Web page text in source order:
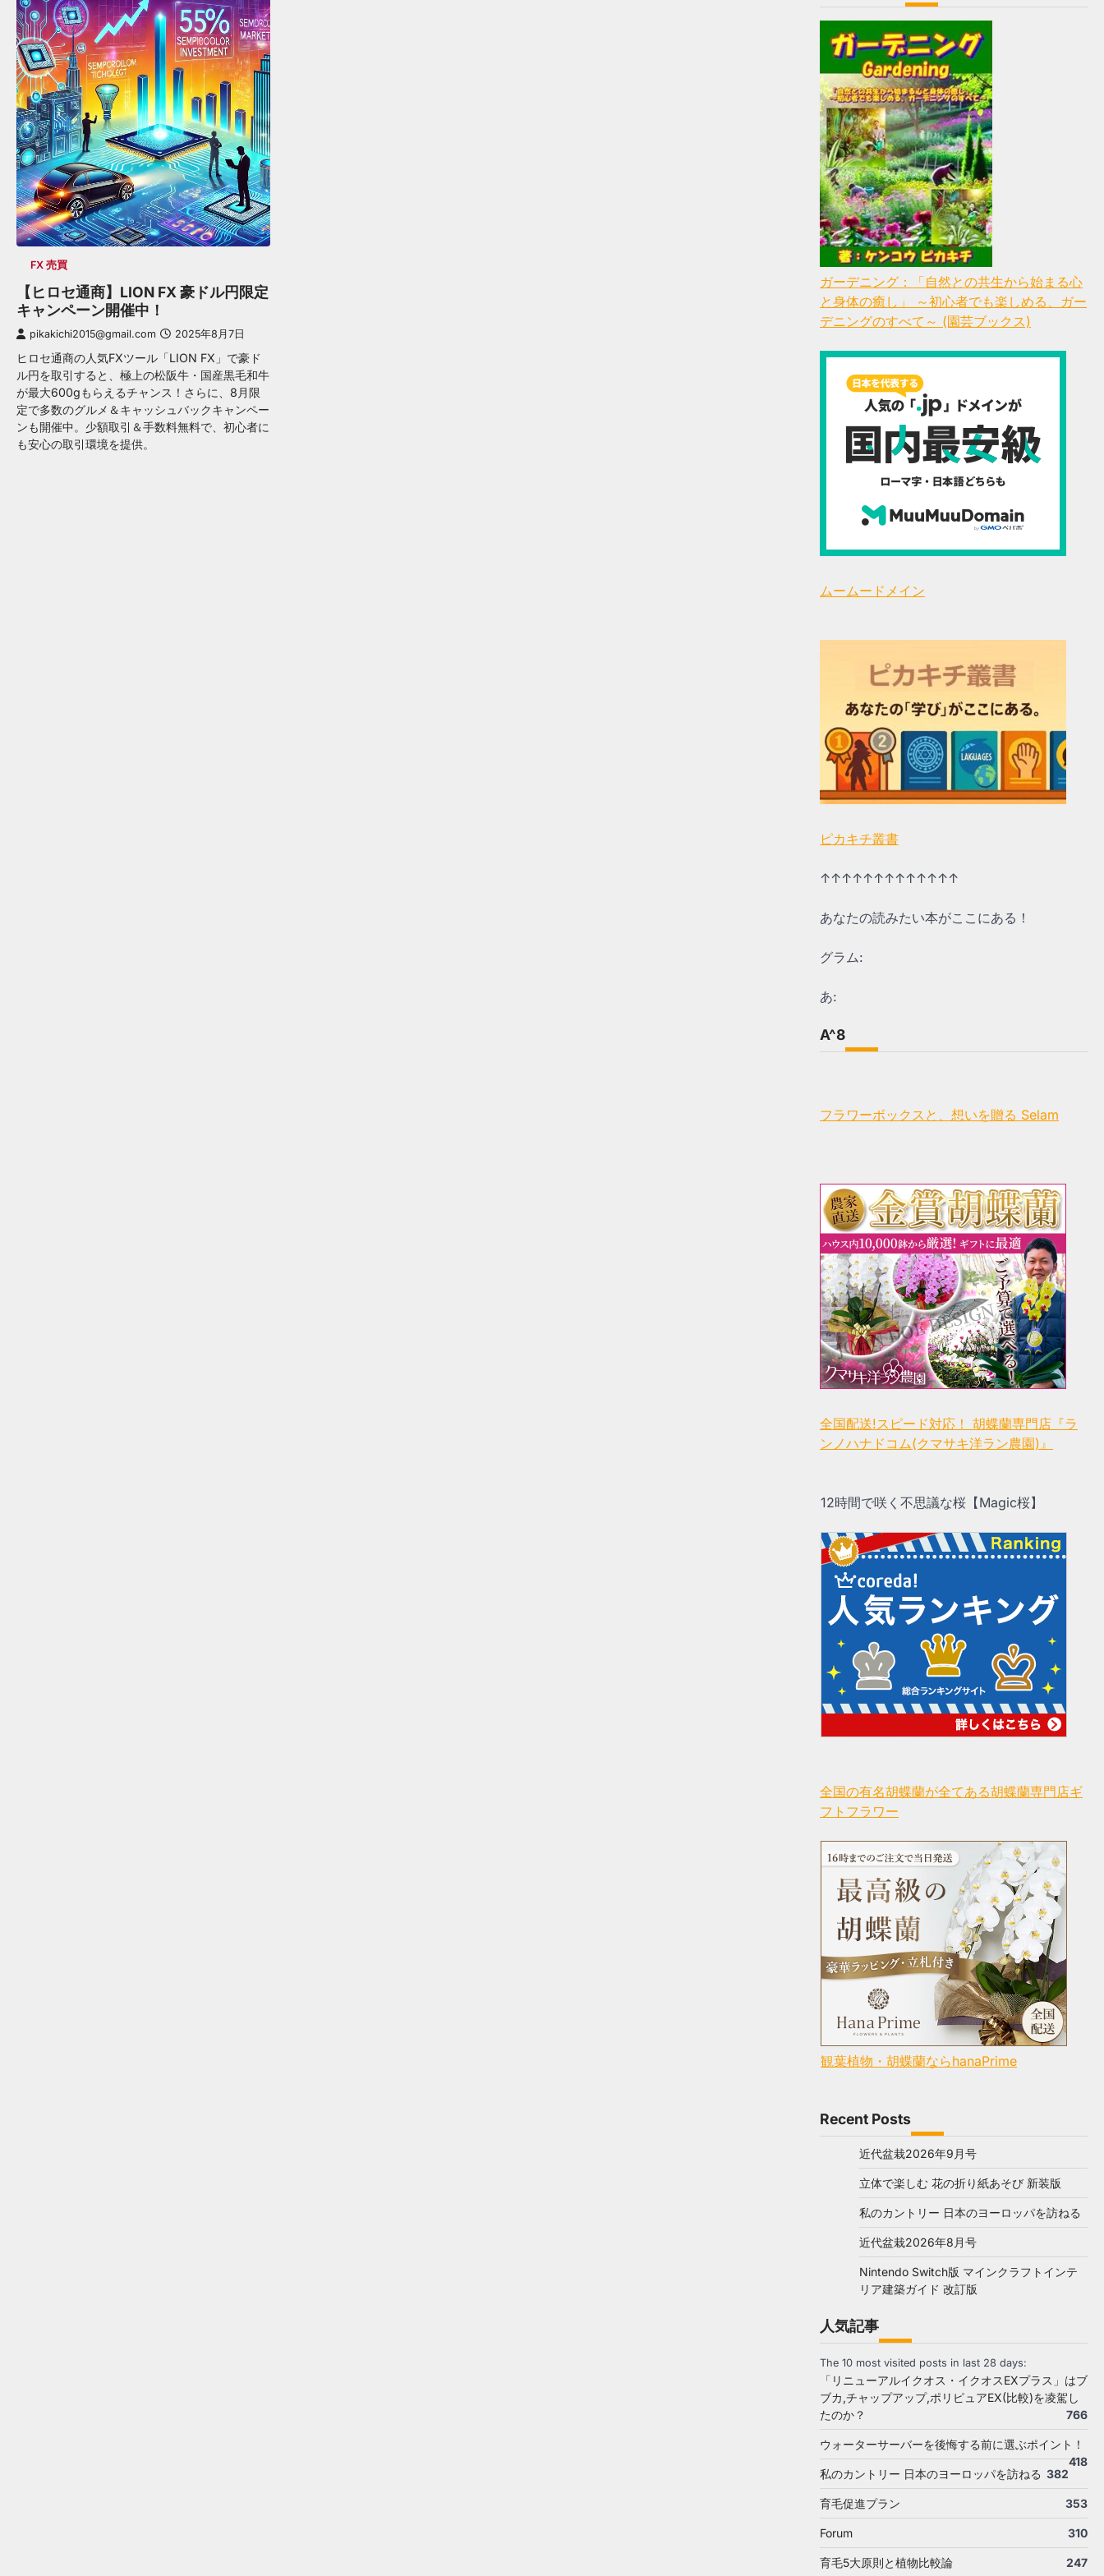
FX 売買
【ヒロセ通商】LION FX 豪ドル円限定
キャンペーン開催中！
pikakichi2015@gmail.com 2025年8月7日
ヒロセ通商の人気FXツール「LION FX」で豪ド
ル円を取引すると、極上の松阪牛・国産黒毛和牛
が最大600gもらえるチャンス！さらに、8月限
定で多数のグルメ＆キャッシュバックキャンペー
ンも開催中。少額取引＆手数料無料で、初心者に
も安心の取引環境を提供。
ガーデニング：「自然との共生から始まる心
と身体の癒し」 ～初心者でも楽しめる、ガー
デニングのすべて～ (園芸ブックス)
ムームードメイン
ピカキチ叢書
↑↑↑↑↑↑↑↑↑↑↑↑↑
あなたの読みたい本がここにある！
グラム:
あ:
A^8
フラワーボックスと、想いを贈る Selam
全国配送!スピード対応！ 胡蝶蘭専門店『ラ
ンノハナドコム(クマサキ洋ラン農園)』
12時間で咲く不思議な桜【Magic桜】
全国の有名胡蝶蘭が全てある胡蝶蘭専門店ギ
フトフラワー
観葉植物・胡蝶蘭ならhanaPrime
Recent Posts
近代盆栽2026年9月号
立体で楽しむ 花の折り紙あそび 新装版
私のカントリー 日本のヨーロッパを訪ねる
近代盆栽2026年8月号
Nintendo Switch版 マインクラフトインテ
リア建築ガイド 改訂版
人気記事
The 10 most visited posts in last 28 days:
「リニューアルイクオス・イクオスEXプラス」はブ
ブカ,チャップアップ,ポリピュアEX(比較)を凌駕し
たのか？
766
ウォーターサーバーを後悔する前に選ぶポイント！
418
私のカントリー 日本のヨーロッパを訪ねる 382
育毛促進プラン 353
Forum 310
育毛5大原則と植物比較論 247